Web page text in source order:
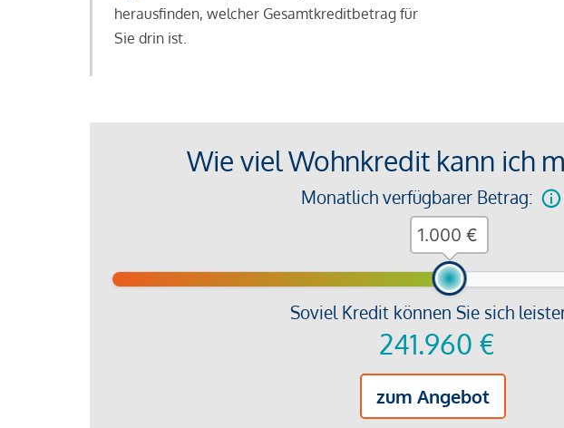
herausfinden, welcher Gesamtkreditbetrag für
Sie drin ist.
Wie viel Wohnkredit kann ich
Monatlich verfügbarer Betrag:
Soviel Kredit können Sie sich
241.960 €
zum Angebot
€